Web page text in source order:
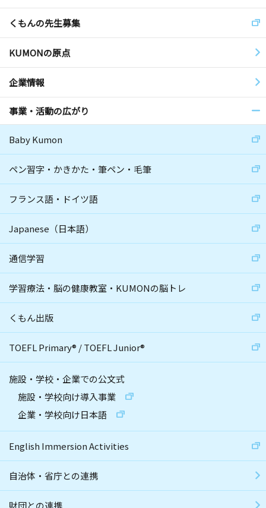
くもんの先生募集
KUMONの原点
企業情報
事業・活動の広がり
Baby Kumon
ペン習字・かきかた・筆ペン・毛筆
フランス語・ドイツ語
Japanese（日本語）
通信学習
学習療法・脳の健康教室・KUMONの脳トレ
くもん出版
TOEFL Primary® /TOEFL Junior®
施設・学校・企業での公文式
施設・学校向け導入事業
企業・学校向け日本語
English Immersion Activities
自治体・省庁との連携
財団との連携